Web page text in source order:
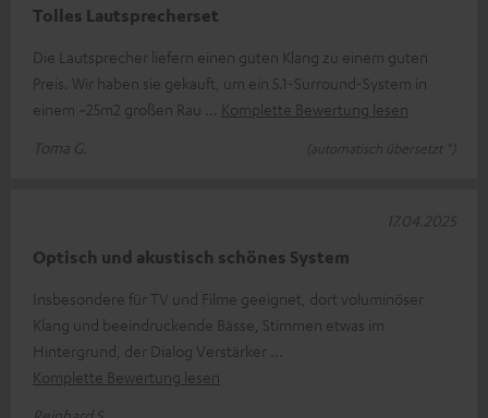
Tolles Lautsprecherset
Die Lautsprecher liefern einen guten Klang zu einem guten
Preis. Wir haben sie gekauft, um ein 5.1-Surround-System in
einem ~25m2 großen Rau
Komplette Bewertung lesen
Toma G.
(automatisch übersetzt *)
Optisch und akustisch schönes System
Insbesondere für TV und Filme geeignet, dort voluminöser
Klang und beeindruckende Bässe, Stimmen etwas im
Hintergrund, der Dialog Verstärker
Komplette Bewertung lesen
17.04.2025